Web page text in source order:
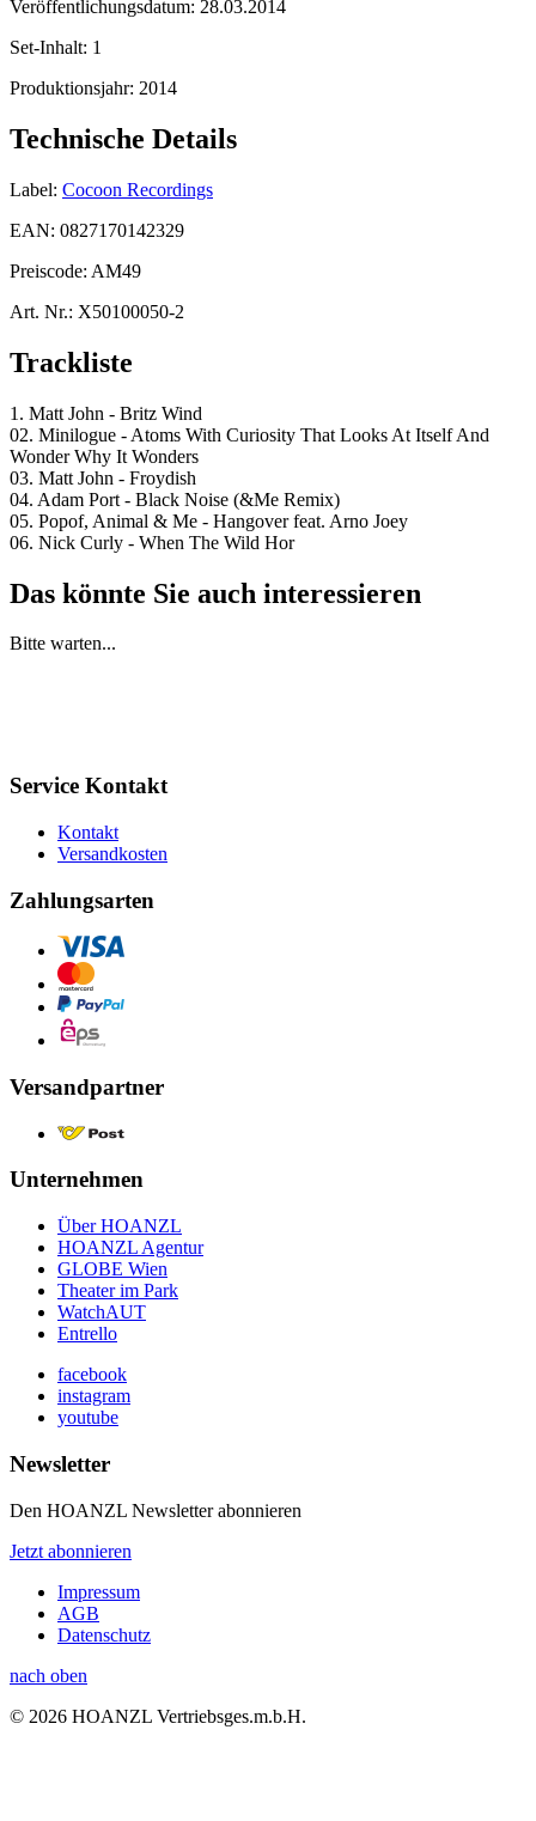
Veröffentlichungsdatum: 28.03.2014
Set-Inhalt: 1
Produktionsjahr: 2014
Technische Details
Label: Cocoon Recordings
EAN: 0827170142329
Preiscode: AM49
Art. Nr.: X50100050-2
Trackliste
1. Matt John - Britz Wind
02. Minilogue - Atoms With Curiosity That Looks At Itself And
Wonder Why It Wonders
03. Matt John - Froydish
04. Adam Port - Black Noise (&Me Remix)
05. Popof, Animal & Me - Hangover feat. Arno Joey
06. Nick Curly - When The Wild Hor
Das könnte Sie auch interessieren
Bitte warten...
Service Kontakt
Kontakt
Versandkosten
Zahlungsarten
Versandpartner
Unternehmen
Über HOANZL
HOANZL Agentur
GLOBE Wien
Theater im Park
WatchAUT
Entrello
facebook
instagram
youtube
Newsletter
Den HOANZL Newsletter abonnieren
Jetzt abonnieren
Impressum
AGB
Datenschutz
nach oben
© 2026 HOANZL Vertriebsges.m.b.H.